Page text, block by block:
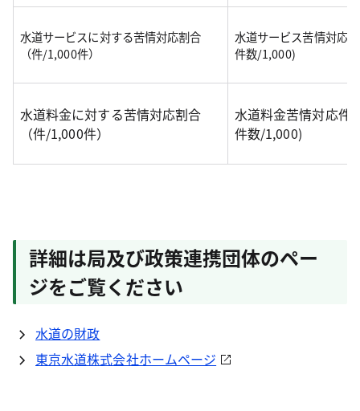
水道サービスに対する苦情対応割合
（件/1,000件）
水道サービス苦情対応
件数/1,000)
水道料金に対する苦情対応割合
（件/1,000件）
水道料金苦情対応件
件数/1,000)
詳細は局及び政策連携団体のペー
ジをご覧ください
水道の財政
東京水道株式会社ホームページ